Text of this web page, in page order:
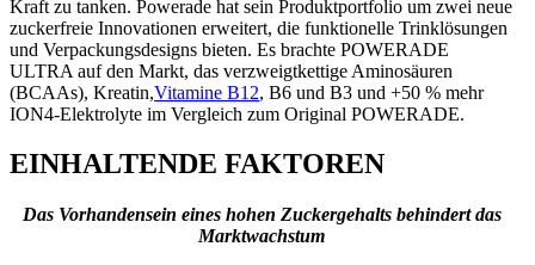
Kraft zu tanken. Powerade hat sein Produktportfolio um zwei neue
zuckerfreie Innovationen erweitert, die funktionelle Trinklösungen
und Verpackungsdesigns bieten. Es brachte POWERADE
ULTRA auf den Markt, das verzweigtkettige Aminosäuren
(BCAAs), Kreatin,Vitamine B12, B6 und B3 und +50 % mehr
ION4-Elektrolyte im Vergleich zum Original POWERADE.
EINHALTENDE FAKTOREN
Das Vorhandensein eines hohen Zuckergehalts behindert das
Marktwachstum